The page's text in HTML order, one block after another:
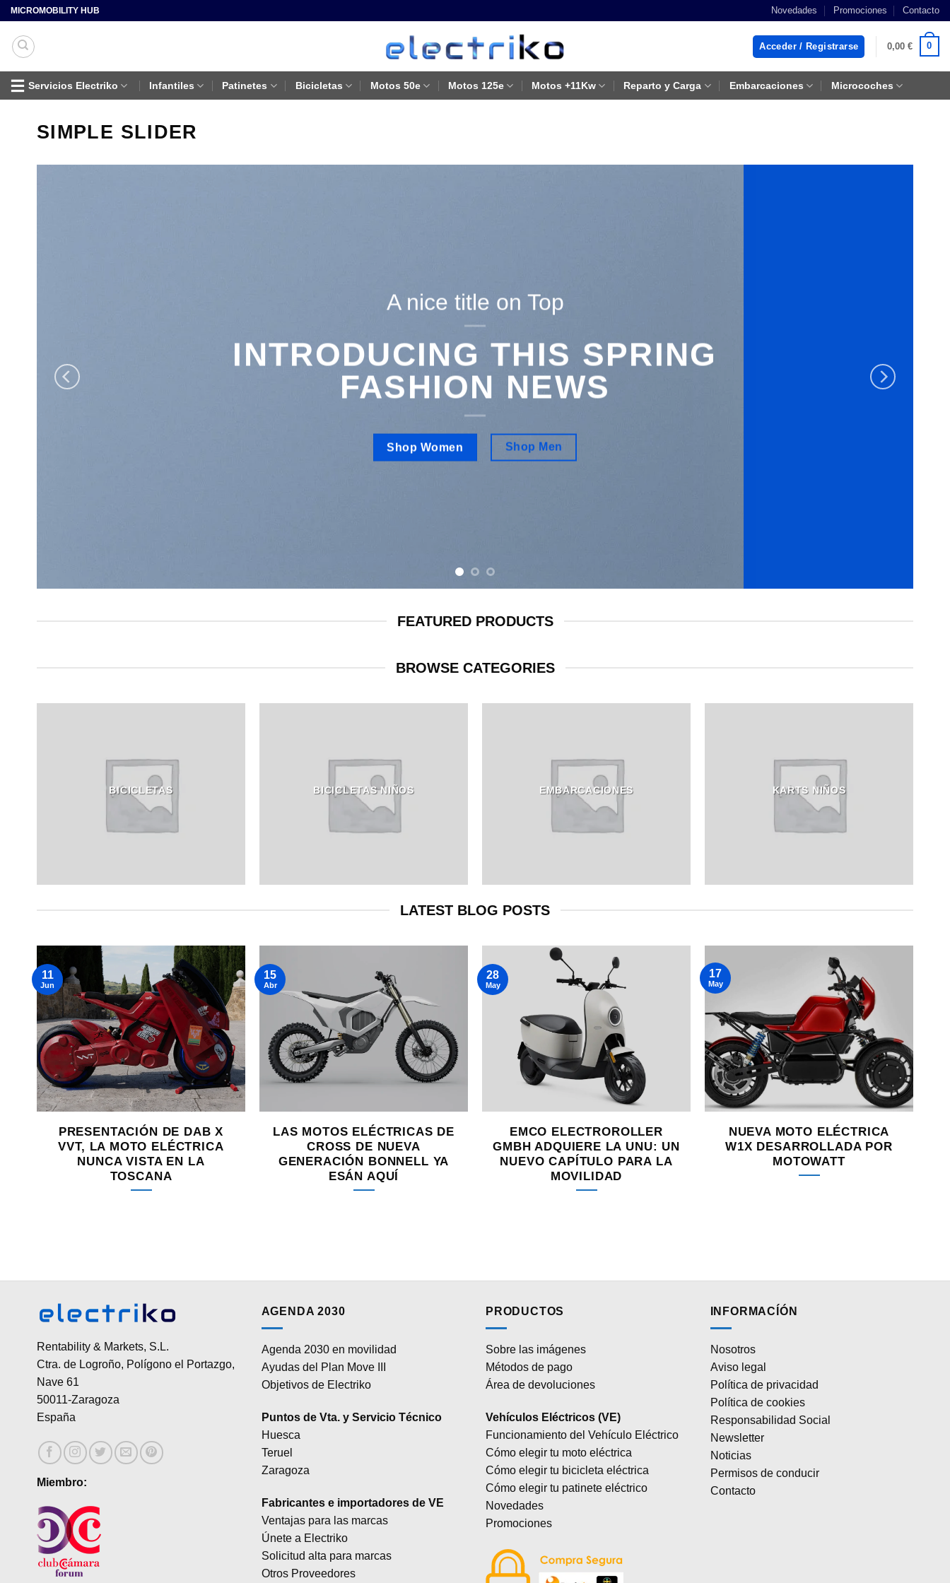
Saltar
contenido
MICROMOBILITY HUB Novedades Promociones Contacto
Acceder / Registrarse 0,00 € 0
Servicios Electriko Infantiles Patinetes Bicicletas Motos 50e Motos 125e Motos +11Kw Reparto y Carga Embarcaciones Microcoches
SIMPLE SLIDER
A nice title on Top
INTRODUCING THIS SPRING
FASHION NEWS
Shop Men
FEATURED PRODUCTS
BROWSE CATEGORIES
BICICLETAS BICICLETAS NIÑOS EMBARCACIONES KARTS NIÑOS
LATEST BLOG POSTS
PRESENTACIÓN DE DAB X
VVT, LA MOTO ELÉCTRICA
NUNCA VISTA EN LA
TOSCANA
11
Jun
LAS MOTOS ELÉCTRICAS DE
CROSS DE NUEVA
GENERACIÓN BONNELL YA
ESÁN AQUÍ
15
Abr
EMCO ELECTROROLLER
GMBH ADQUIERE LA UNU: UN
NUEVO CAPÍTULO PARA LA
MOVILIDAD
28
May
NUEVA MOTO ELÉCTRICA
W1X DESARROLLADA POR
MOTOWATT
17
May
Rentability & Markets, S.L.
Ctra. de Logroño, Polígono el Portazgo,
Nave 61
50011-Zaragoza
España
Miembro:
AGENDA 2030
Agenda 2030 en movilidad
Ayudas del Plan Move III
Objetivos de Electriko
Puntos de Vta. y Servicio Técnico
Huesca
Teruel
Zaragoza
Fabricantes e importadores de VE
Ventajas para las marcas
Únete a Electriko
Solicitud alta para marcas
Otros Proveedores
PRODUCTOS
Sobre las imágenes
Métodos de pago
Área de devoluciones
Vehículos Eléctricos (VE)
Funcionamiento del Vehículo Eléctrico
Cómo elegir tu moto eléctrica
Cómo elegir tu bicicleta eléctrica
Cómo elegir tu patinete eléctrico
Novedades
Promociones
INFORMACÍÓN
Nosotros
Aviso legal
Política de privacidad
Política de cookies
Responsabilidad Social
Newsletter
Noticias
Permisos de conducir
Contacto